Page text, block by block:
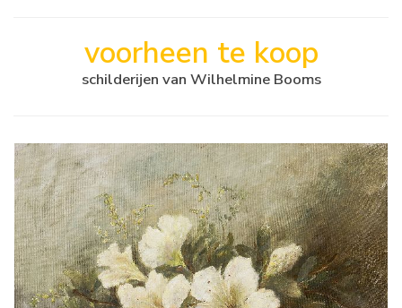
voorheen te koop
schilderijen van Wilhelmine Booms